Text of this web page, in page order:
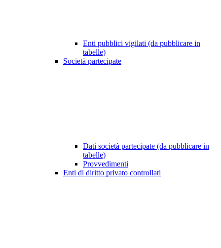
Enti pubblici vigilati (da pubblicare in
tabelle)
Società partecipate
Dati società partecipate (da pubblicare in
tabelle)
Provvedimenti
Enti di diritto privato controllati